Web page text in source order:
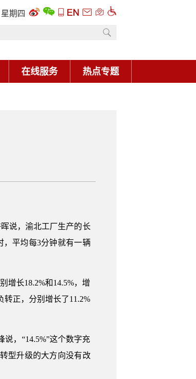
期四
在线服务 热点专题
说，渝北工厂生产的长
，平均每3分钟就有一辆
增长18.2%和14.5%，增
转正，分别增长了11.2%
，“14.5%”这个数字充
型升级的大方向没有改